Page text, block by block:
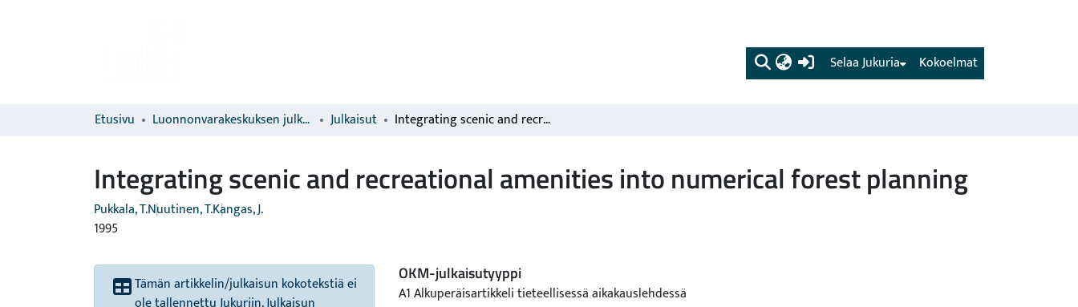
(current) Kokoelmat
Selaa Jukuria
Etusivu Luonnonvarakeskuksen julkaisut Julkaisut Integrating scenic and recreational amenities into numerical forest planning
Integrating scenic and recreational amenities into numerical forest planning
Pukkala, T.Nuutinen, T.Kangas, J.
1995
Tämän artikkelin/julkaisun kokotekstiä ei
OKM-julkaisutyyppi
A1 Alkuperäisartikkeli tieteellisessä aikakauslehdessä